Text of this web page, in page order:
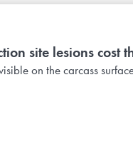
site lesions
on the carcass